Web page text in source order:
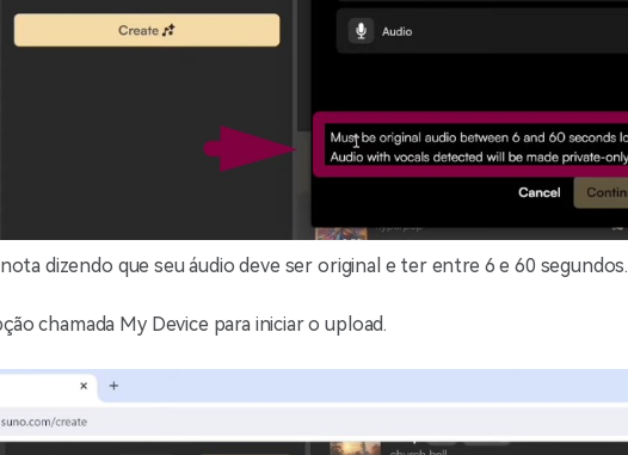
dizendo que seu áudio deve ser original e ter entre 6 e 60 segundos.
chamada My Device para iniciar o upload.